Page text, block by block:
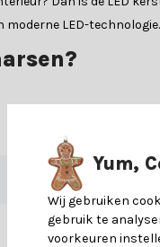
LED-
balans tussen sfeer,
15,5
Yum,
Wij gebruiken
gebruik te
voorkeuren